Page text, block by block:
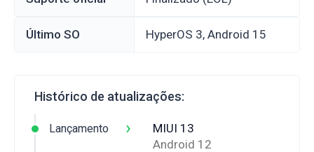
Último SO HyperOS 3, Android 15
Histórico de atualizações:
Lançamento ›
MIUI 13
Android 12